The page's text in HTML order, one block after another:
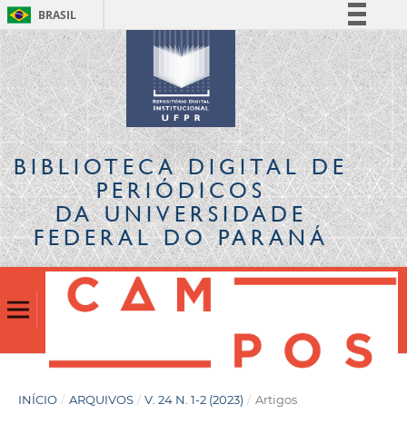
BRASIL
Simplifique!
Comunica BR
Participe
Acesso à informação
Legislação
Canais
BIBLIOTECA DIGITALDE
PERIÓDICOS
DA UNIVERSIDADE
FEDERAL DO PARANÁ
INÍCIO / ARQUIVOS / V. 24 N. 1-2 (2023) / Artigos